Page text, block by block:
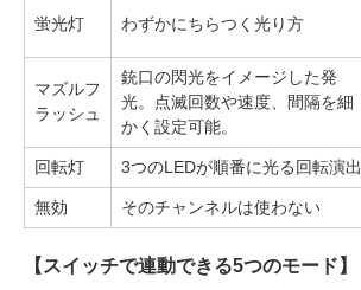
蛍光灯 わずかにちらつく光り方
マズルフ
ラッシュ
銃口の閃光をイメージした発
光。点滅回数や速度、間隔を細
かく設定可能。
回転灯 3つのLEDが順番に光る回転演出
無効 そのチャンネルは使わない
【スイッチで連動できる5つのモード】